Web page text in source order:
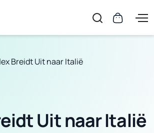
Breidt Uit naar Italië
Uit naar Italië